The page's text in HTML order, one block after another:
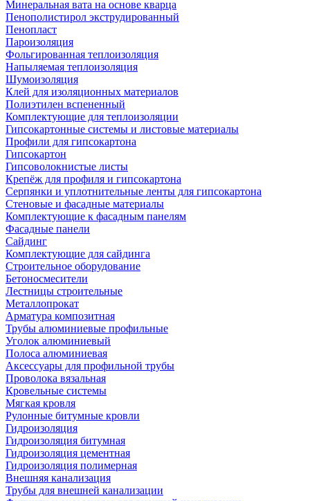
Минеральная вата на основе кварца
Пенополистирол экструдированный
Пенопласт
Пароизоляция
Фольгированная теплоизоляция
Напыляемая теплоизоляция
Шумоизоляция
Клей для изоляционных материалов
Полиэтилен вспененный
Комплектующие для теплоизоляции
Гипсокартонные системы и листовые материалы
Профили для гипсокартона
Гипсокартон
Гипсоволокнистые листы
Крепёж для профиля и гипсокартона
Серпянки и уплотнительные ленты для гипсокартона
Стеновые и фасадные материалы
Комплектующие к фасадным панелям
Фасадные панели
Сайдинг
Комплектующие для сайдинга
Строительное оборудование
Бетоносмесители
Лестницы строительные
Металлопрокат
Арматура композитная
Трубы алюминиевые профильные
Уголок алюминиевый
Полоса алюминиевая
Аксессуары для профильной трубы
Проволока вязальная
Кровельные системы
Мягкая кровля
Рулонные битумные кровли
Гидроизоляция
Гидроизоляция битумная
Гидроизоляция цементная
Гидроизоляция полимерная
Внешняя канализация
Трубы для внешней канализации